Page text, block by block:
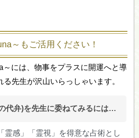
～もご活用ください！
～には、物事をプラスに開運へと導
る先生が沢山いらっしゃいます。
代弁)を先生に委ねてみるには…
霊感」「霊視」を得意な占術とし